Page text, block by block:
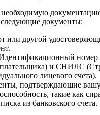
необходимую
следующие документы:
или другой
номер
и СНИЛС
лицевого счета).
подтверждающие
такие как
из банковского счета.